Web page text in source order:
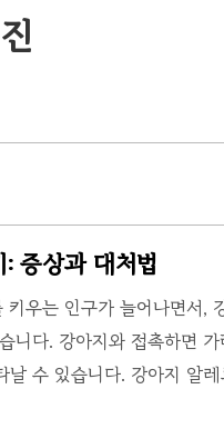
증상과 대처법
키우는 인구가 늘어나면서,
니다. 강아지와 접촉하면
날 수 있습니다. 강아지 알